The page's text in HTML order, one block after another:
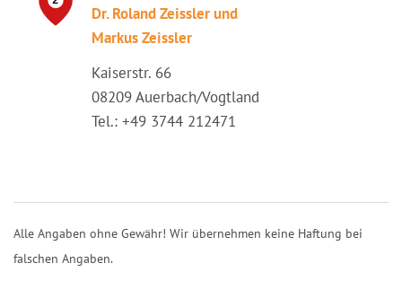
Dr. Roland Zeissler und
Markus Zeissler
Kaiserstr. 66
08209 Auerbach/Vogtland
Tel.: +49 3744 212471
Alle Angaben ohne Gewähr! Wir übernehmen keine Haftung bei
falschen Angaben.